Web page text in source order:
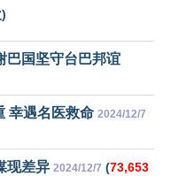
巴国坚守台巴邦谊
幸遇名医救命 2024/12/7
现差异 2024/12/7 (73,653